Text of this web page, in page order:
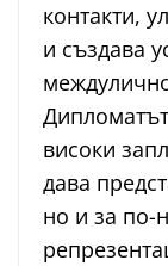
контакти,
и създава
високи
дава
но и за по-